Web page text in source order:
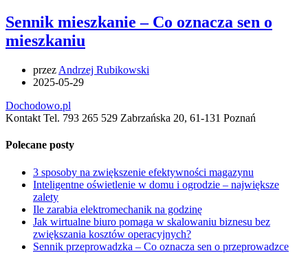
Sennik mieszkanie – Co oznacza sen o
mieszkaniu
przez Andrzej Rubikowski
2025-05-29
Dochodowo.pl
Kontakt Tel. 793 265 529 Zabrzańska 20, 61-131 Poznań
Polecane posty
3 sposoby na zwiększenie efektywności magazynu
Inteligentne oświetlenie w domu i ogrodzie – największe
zalety
Ile zarabia elektromechanik na godzinę
Jak wirtualne biuro pomaga w skalowaniu biznesu bez
zwiększania kosztów operacyjnych?
Sennik przeprowadzka – Co oznacza sen o przeprowadzce